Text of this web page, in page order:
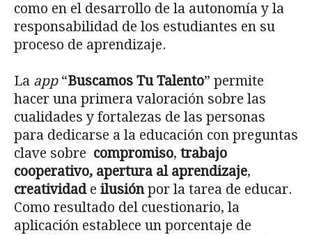
como en el desarrollo de la autonomía y la
responsabilidad de los estudiantes en su
proceso de aprendizaje.
La app“Buscamos Tu Talento” permite
hacer una primera valoración sobre las
cualidades y fortalezas de las personas
para dedicarse a la educación con preguntas
clave sobre compromiso, trabajo
cooperativo, apertura al aprendizaje,
creatividade ilusiónpor la tarea de educar.
Como resultado del cuestionario, la
aplicación establece un porcentaje de